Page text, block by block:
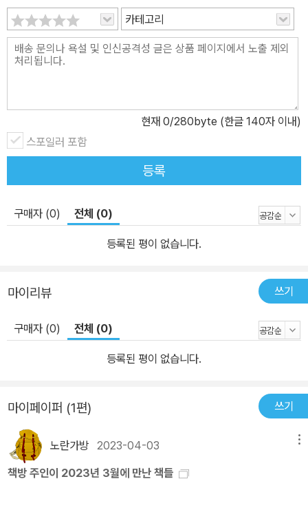
집을 하루하루 묵상하다 보면 사랑에 관해, 또 도덕에 관해, 그리고 그
리스도인의 지적인 탐구에 대해 고민하게 된다. 하지만 오히려 루이
스는 우리에게 놀라운 소식을 전해 준다. 그 ‘행복의 나라’에서는 ‘천
국의 진지한 임무’에 대한 설명이 필요 없을 것이라고 말이다. 그는 잠
도록 내버려 두지 않는다. ‘천국의 진지한 임무’인 기쁨을 탐구하는 것
은 이 세상에서는 상상도 하지 못했던 기쁨이 시작되는 바로 그 출발
점임을 이 책을 통해 발견하게 될 것이다.
카테고리
현재 0/280byte (한글 140자 이내)
스포일러 포함
등록
구매자 (0) 전체 (0)
등록된 평이 없습니다.
마이리뷰 쓰기
구매자 (0) 전체 (0)
등록된 평이 없습니다.
마이페이퍼 (1편) 쓰기
노란가방 2023-04-03
책방 주인이 2023년 3월에 만난 책들